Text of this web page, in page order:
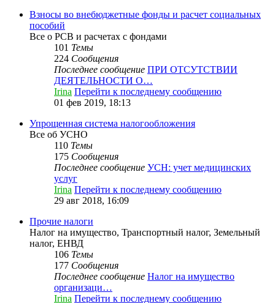
Взносы во внебюджетные фонды и расчет социальных
пособий
Все о РСВ и расчетах с фондами
101 Темы
224 Сообщения
Последнее сообщение ПРИ ОТСУТСТВИИ
ДЕЯТЕЛЬНОСТИ О…
Irina Перейти к последнему сообщению
01 фев 2019, 18:13
Упрощенная система налогообложения
Все об УСНО
110 Темы
175 Сообщения
Последнее сообщение УСН: учет медицинских
услуг
Irina Перейти к последнему сообщению
29 авг 2018, 16:09
Прочие налоги
Налог на имущество, Транспортный налог, Земельный
налог, ЕНВД
106 Темы
177 Сообщения
Последнее сообщение Налог на имущество
организаци…
Irina Перейти к последнему сообщению